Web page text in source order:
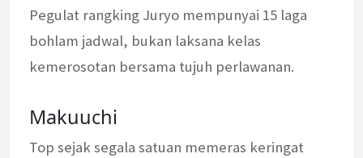
Pegulat rangking Juryo mempunyai 15 laga
bohlam jadwal, bukan laksana kelas
kemerosotan bersama tujuh perlawanan.
Makuuchi
Top sejak segala satuan memeras keringat